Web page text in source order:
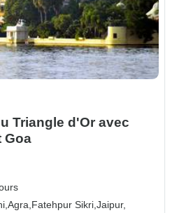
Triangle d'Or avec
Goa
Agra, Fatehpur Sikri,Jaipur,